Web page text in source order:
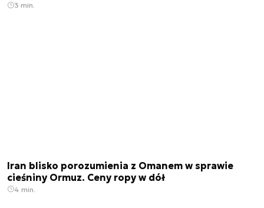
3 min.
Iran blisko porozumienia z Omanem w sprawie
cieśniny Ormuz. Ceny ropy w dół
4 min.